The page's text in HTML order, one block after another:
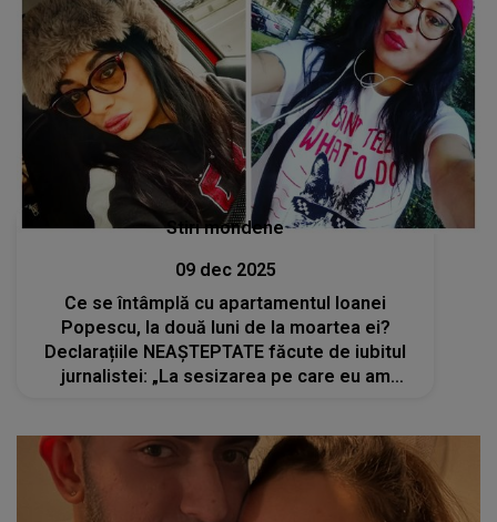
Stiri mondene
09 dec 2025
Ce se întâmplă cu apartamentul Ioanei
Popescu, la două luni de la moartea ei?
Declarațiile NEAȘTEPTATE făcute de iubitul
jurnalistei: „La sesizarea pe care eu am